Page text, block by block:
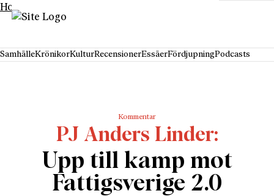
Hoppa till innehåll
SamhälleKrönikorKulturRecensionerEssäerFördjupningPodcasts
Kommentar
PJ Anders Linder
Upp till kamp mot
Fattigsverige 2.0